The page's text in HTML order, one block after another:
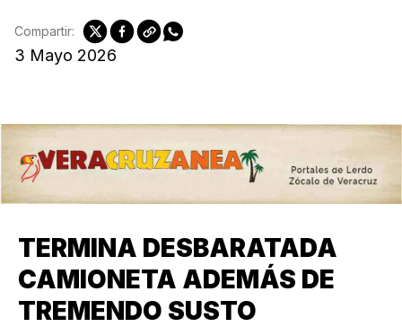
3 Mayo 2026
Compartir:
TERMINA DESBARATADA
CAMIONETA ADEMÁS DE
TREMENDO SUSTO